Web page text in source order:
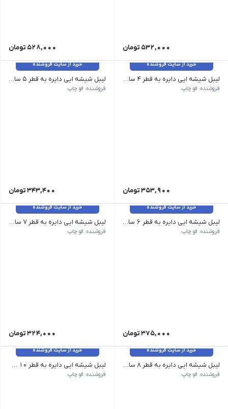
532,000 تومان 528,000 تومان
خرید از سایت فروشنده
لیبل شیشه ایی دایره به قطر 4 سانتیمتر _ 320 عدد
فروشنده: الو چاپ
353,900تومان
خرید از سایت فروشنده
لیبل شیشه ایی دایره به قطر 5 سانتیمتر _ 240 عدد
فروشنده: الو چاپ
343,400تومان
خرید از سایت فروشنده
لیبل شیشه ایی دایره به قطر 6 سانتیمتر _ 150 عدد
فروشنده: الو چاپ
375,000تومان
خرید از سایت فروشنده
لیبل شیشه ایی دایره به قطر 7 سانتیمتر _ 120 عدد
فروشنده: الو چاپ
324,000تومان
خرید از سایت فروشنده
لیبل شیشه ایی دایره به قطر 8 سانتیمتر _ 85 عدد
فروشنده: الو چاپ
خرید از سایت فروشنده
لیبل شیشه ایی دایره به قطر 10 سانتیمتر _ 70 عدد
فروشنده: الو چاپ